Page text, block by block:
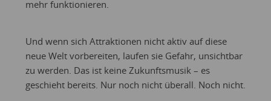
mehr funktionieren.
Und wenn sich Attraktionen nicht aktiv auf diese
neue Welt vorbereiten, laufen sie Gefahr, unsichtbar
zu werden. Das ist keine Zukunftsmusik – es
geschieht bereits. Nur noch nicht überall. Noch nicht.